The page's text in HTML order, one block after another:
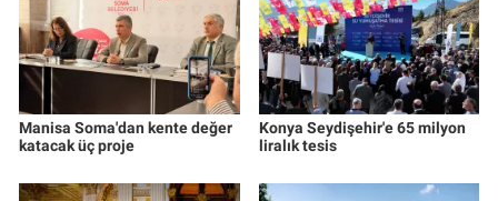
Manisa Soma'dan kente değer
katacak üç proje
Konya Seydişehir'e 65 milyon
liralık tesis